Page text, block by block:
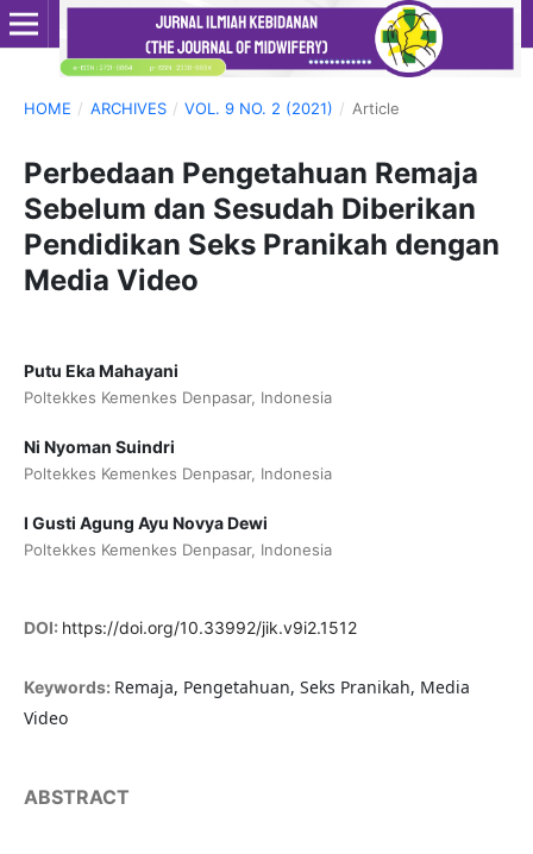
HOME / ARCHIVES / VOL. 9 NO. 2 (2021) / Article
Perbedaan Pengetahuan Remaja
Sebelum dan Sesudah Diberikan
Pendidikan Seks Pranikah dengan
Media Video
Putu Eka Mahayani
Poltekkes Kemenkes Denpasar, Indonesia
Ni Nyoman Suindri
Poltekkes Kemenkes Denpasar, Indonesia
I Gusti Agung Ayu Novya Dewi
Poltekkes Kemenkes Denpasar, Indonesia
DOI: https://doi.org/10.33992/jik.v9i2.1512
Keywords: Remaja, Pengetahuan, Seks Pranikah, Media
Video
ABSTRACT